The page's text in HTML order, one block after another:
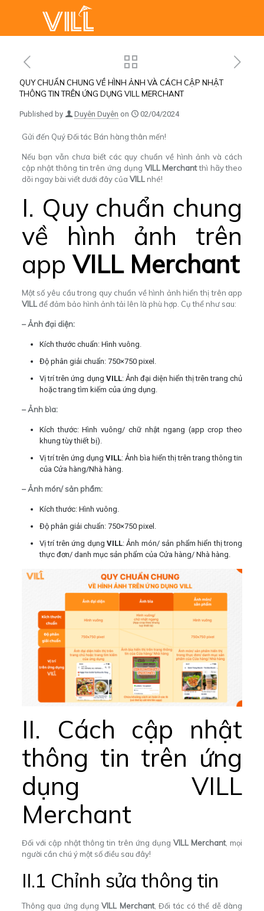
QUY CHUẨN CHUNG VỀ HÌNH ẢNH VÀ CÁCH CẬP NHẬT
THÔNG TIN TRÊN ỨNG DỤNG VILL MERCHANT
Published by Duyên Duyên on 02/04/2024
Gửi đến Quý Đối tác Bán hàng thân mến!
Nếu bạn vẫn chưa biết các quy chuẩn về hình ảnh và cách
cập nhật thông tin trên ứng dụng VILL Merchantthì hãy theo
dõi ngay bài viết dưới đây của VILLnhé!
I. Quy chuẩn chung
về hình ảnh trên
appVILL Merchant
Một số yêu cầu trong quy chuẩn về hình ảnh hiển thị trên app
VILLđể đảm bảo hình ảnh tải lên là phù hợp. Cụ thể như sau:
– Ảnh đại diện:
Kích thước chuẩn: Hình vuông.
Độ phân giải chuẩn: 750×750 pixel.
Vị trí trên ứng dụng VILL: Ảnh đại diện hiển thị trên trang chủ
hoặc trang tìm kiếm của ứng dụng.
– Ảnh bìa:
Kích thước: Hình vuông/ chữ nhật ngang (app crop theo
khung tùy thiết bị).
Vị trí trên ứng dụng VILL: Ảnh bìa hiển thị trên trang thông tin
của Cửa hàng/Nhà hàng.
– Ảnh món/ sản phẩm:
Kích thước: Hình vuông.
Độ phân giải chuẩn: 750×750 pixel.
Vị trí trên ứng dụngVILL: Ảnh món/ sản phẩm hiển thị trong
thực đơn/ danh mục sản phẩm của Cửa hàng/ Nhà hàng.
II. Cách cập nhật
thông tin trên ứng
dụng VILL
Merchant
Đối với cập nhật thông tin trên ứng dụng VILL Merchant, mọi
người cần chú ý một số điều sau đây!
II.1 Chỉnh sửa thông tin
Thông qua ứng dụngVILL Merchant, Đối tác có thể dễ dàng